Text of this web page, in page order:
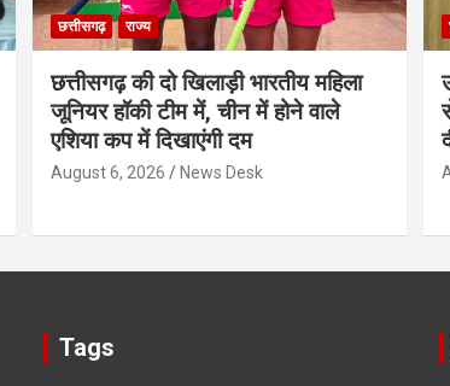
छत्तीसगढ़ राज्य
छत्तीसगढ़ की दो खिलाड़ी भारतीय महिला
जूनियर हॉकी टीम में, चीन में होने वाले
एशिया कप में दिखाएंगी दम
August 6, 2026 News Desk
Tags